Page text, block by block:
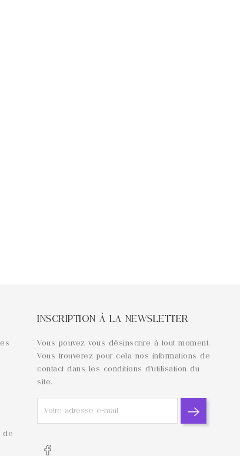
de
INSCRIPTION À LA NEWSLETTER
Vous pouvez vous désinscrire à tout moment.
Vous trouverez pour cela nos informations de
contact dans les conditions d'utilisation du
site.